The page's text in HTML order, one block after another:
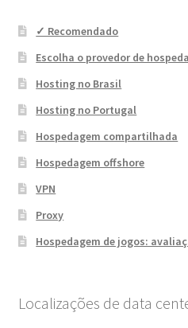
✓ Recomendado
Escolha o provedor de
Hosting no Brasil
Hosting no Portugal
Hospedagem compartilhada
Hospedagem offshore
VPN
Proxy
Hospedagem de jogos:
Localizações de data